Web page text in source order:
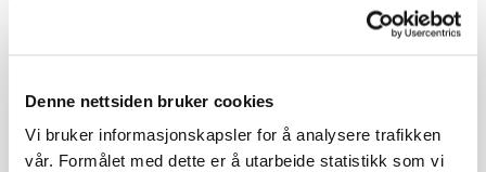
Denne nettsiden bruker cookies
Vi bruker informasjonskapsler for å analysere trafikken
vår. Formålet med dette er å utarbeide statistikk som vi
læringsmomenter og organisering